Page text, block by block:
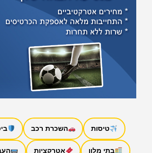
טיסות השכרת רכב
בתי מלון אטרקציות